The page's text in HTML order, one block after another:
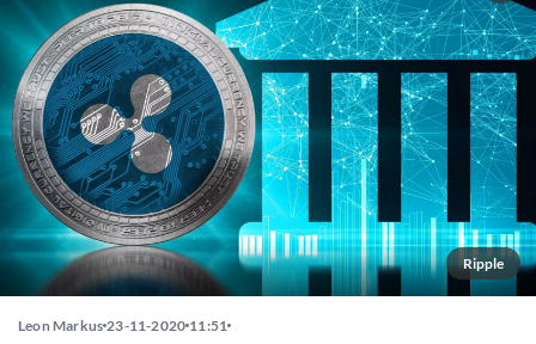
Ripple
Leon Markus 23-11-2020 11:51